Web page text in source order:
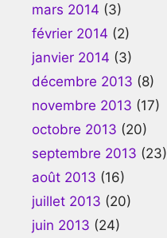
mars 2014 (3)
février 2014 (2)
janvier 2014 (3)
décembre 2013 (8)
novembre 2013 (17)
octobre 2013 (20)
septembre 2013 (23)
août 2013 (16)
juillet 2013 (20)
juin 2013 (24)